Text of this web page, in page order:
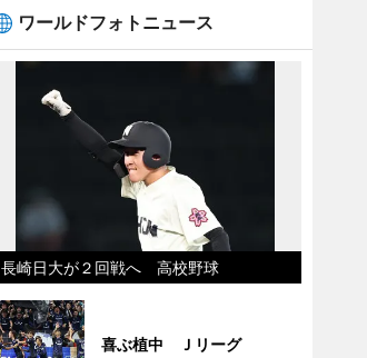
ワールドフォトニュース
長崎日大が２回戦へ 高校野球
喜ぶ植中 Ｊリーグ